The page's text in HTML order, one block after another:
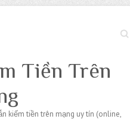
Tiền Trên
kiếm tiền trên mạng uy tín (online,